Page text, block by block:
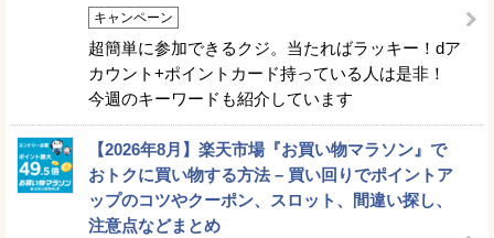
キャンペーン
超簡単に参加できるクジ。当たればラッキー！dア
カウント+ポイントカード持っている人は是非！
今週のキーワードも紹介しています
【2026年8月】楽天市場『お買い物マラソン』で
おトクに買い物する方法 – 買い回りでポイントア
ップのコツやクーポン、スロット、間違い探し、
注意点などまとめ